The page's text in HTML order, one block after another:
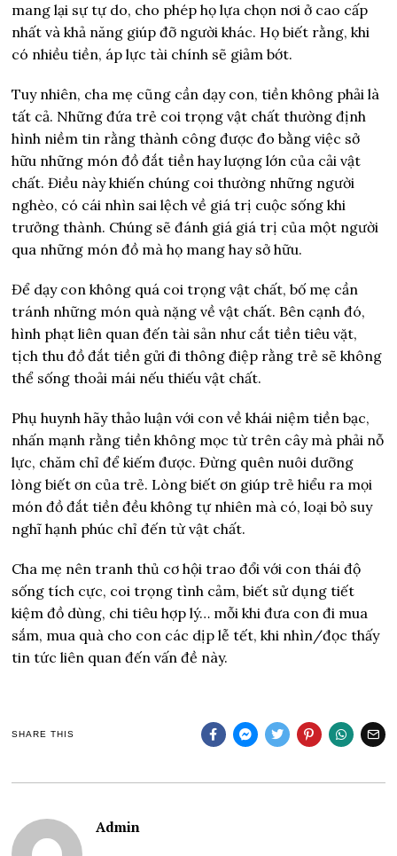
mang lại sự tự do, cho phép họ lựa chọn nơi ở cao cấp
nhất và khả năng giúp đỡ người khác. Họ biết rằng, khi
có nhiều tiền, áp lực tài chính sẽ giảm bớt.
Tuy nhiên, cha mẹ cũng cần dạy con, tiền không phải là
tất cả. Những đứa trẻ coi trọng vật chất thường định
hình niềm tin rằng thành công được đo bằng việc sở
hữu những món đồ đắt tiền hay lượng lớn của cải vật
chất. Điều này khiến chúng coi thường những người
nghèo, có cái nhìn sai lệch về giá trị cuộc sống khi
trưởng thành. Chúng sẽ đánh giá giá trị của một người
qua những món đồ mà họ mang hay sở hữu.
Để dạy con không quá coi trọng vật chất, bố mẹ cần
tránh những món quà nặng về vật chất. Bên cạnh đó,
hình phạt liên quan đến tài sản như cắt tiền tiêu vặt,
tịch thu đồ đắt tiền gửi đi thông điệp rằng trẻ sẽ không
thể sống thoải mái nếu thiếu vật chất.
Phụ huynh hãy thảo luận với con về khái niệm tiền bạc,
nhấn mạnh rằng tiền không mọc từ trên cây mà phải nỗ
lực, chăm chỉ để kiếm được. Đừng quên nuôi dưỡng
lòng biết ơn của trẻ. Lòng biết ơn giúp trẻ hiểu ra mọi
món đồ đắt tiền đều không tự nhiên mà có, loại bỏ suy
nghĩ hạnh phúc chỉ đến từ vật chất.
Cha mẹ nên tranh thủ cơ hội trao đổi với con thái độ
sống tích cực, coi trọng tình cảm, biết sử dụng tiết
kiệm đồ dùng, chi tiêu hợp lý… mỗi khi đưa con đi mua
sắm, mua quà cho con các dịp lễ tết, khi nhìn/đọc thấy
tin tức liên quan đến vấn đề này.
SHARE THIS
Admin